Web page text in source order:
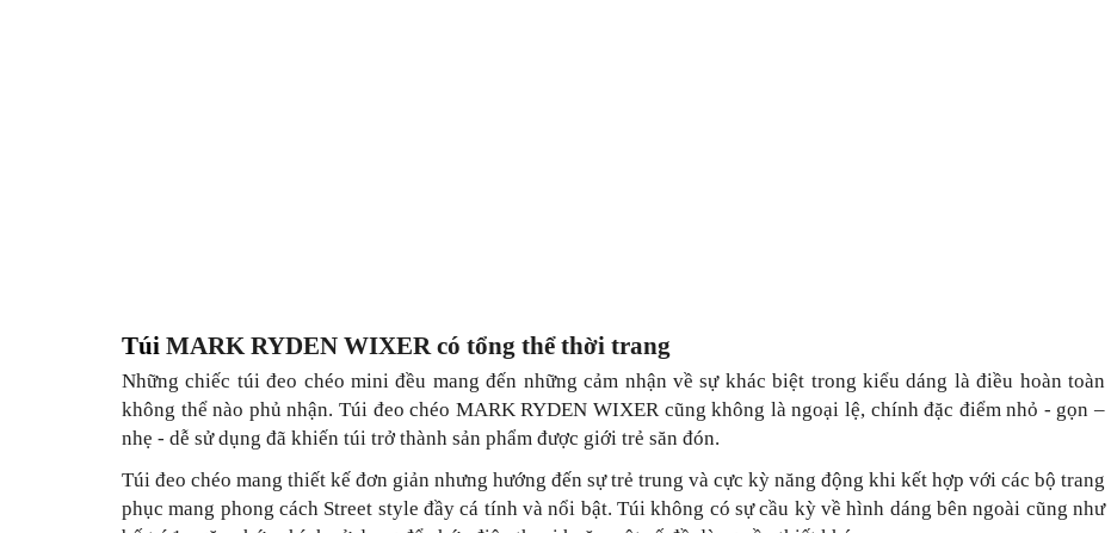
Túi MARK RYDEN WIXER có tổng thể thời trang
Những chiếc túi đeo chéo mini đều mang đến những cảm nhận về sự khác biệt trong kiểu dáng là điều hoàn toàn
không thể nào phủ nhận. Túi đeo chéo MARK RYDEN WIXER cũng không là ngoại lệ, chính đặc điểm nhỏ - gọn –
nhẹ - dễ sử dụng đã khiến túi trở thành sản phẩm được giới trẻ săn đón.
Túi đeo chéo mang thiết kế đơn giản nhưng hướng đến sự trẻ trung và cực kỳ năng động khi kết hợp với các bộ trang
phục mang phong cách Street style đầy cá tính và nổi bật. Túi không có sự cầu kỳ về hình dáng bên ngoài cũng như